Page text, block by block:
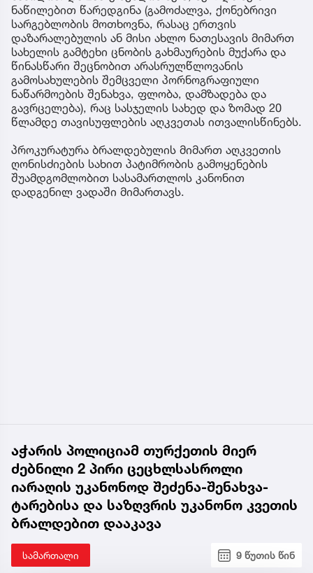
ნაწილებით წარედგინა (გამოძალვა, ქონებრივი
სარგებლობის მოთხოვნა, რასაც ერთვის
დაზარალებულის ან მისი ახლო ნათესავის მიმართ
სახელის გამტეხი ცნობის გახმაურების მუქარა და
წინასწარი შეცნობით არასრულწლოვანის
გამოსახულების შემცველი პორნოგრაფიული
ნაწარმოების შენახვა, ფლობა, დამზადება და
გავრცელება), რაც სასჯელის სახედ და ზომად 20
წლამდე თავისუფლების აღკვეთას ითვალისწინებს.
პროკურატურა ბრალდებულის მიმართ აღკვეთის
ღონისძიების სახით პატიმრობის გამოყენების
შუამდგომლობით სასამართლოს კანონით
დადგენილ ვადაში მიმართავს.
აჭარის პოლიციამ თურქეთის მიერ
ძებნილი 2 პირი ცეცხლსასროლი
იარაღის უკანონოდ შეძენა-შენახვა-
ტარებისა და საზღვრის უკანონო კვეთის
ბრალდებით დააკავა
სამართალი 9 წუთის წინ